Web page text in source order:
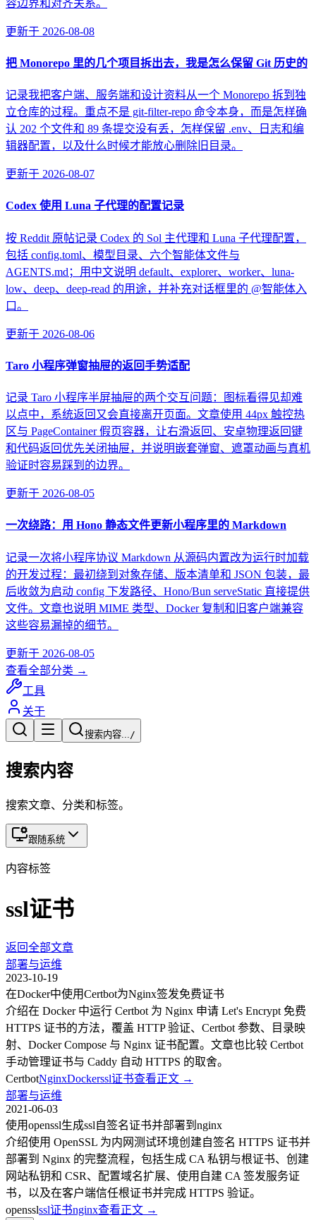
容边界和对齐关系。
更新于 2026-08-08
把 Monorepo 里的几个项目拆出去，我是怎么保留 Git 历史的
记录我把客户端、服务端和设计资料从一个 Monorepo 拆到独
立仓库的过程。重点不是 git-filter-repo 命令本身，而是怎样确
认 202 个文件和 89 条提交没有丢，怎样保留 .env、日志和编
辑器配置，以及什么时候才能放心删除旧目录。
更新于 2026-08-07
Codex 使用 Luna 子代理的配置记录
按 Reddit 原帖记录 Codex 的 Sol 主代理和 Luna 子代理配置，
包括 config.toml、模型目录、六个智能体文件与
AGENTS.md；用中文说明 default、explorer、worker、luna-
low、deep、deep-read 的用途，并补充对话框里的 @智能体入
口。
更新于 2026-08-06
Taro 小程序弹窗抽屉的返回手势适配
记录 Taro 小程序半屏抽屉的两个交互问题：图标看得见却难
以点中，系统返回又会直接离开页面。文章使用 44px 触控热
区与 PageContainer 假页容器，让右滑返回、安卓物理返回键
和代码返回优先关闭抽屉，并说明嵌套弹窗、遮罩动画与真机
验证时容易踩到的边界。
更新于 2026-08-05
一次绕路：用 Hono 静态文件更新小程序里的 Markdown
记录一次将小程序协议 Markdown 从源码内置改为运行时加载
的开发过程：最初绕到对象存储、版本清单和 JSON 包装，最
后收敛为启动 config 下发路径、Hono/Bun serveStatic 直接提供
文件。文章也说明 MIME 类型、Docker 复制和旧客户端兼容
这些容易漏掉的细节。
更新于 2026-08-05
查看全部分类 →
工具
关于
搜索内容... /
搜索内容
搜索文章、分类和标签。
跟随系统
内容标签
ssl证书
返回全部文章
部署与运维
2023-10-19
在Docker中使用Certbot为Nginx签发免费证书
介绍在 Docker 中运行 Certbot 为 Nginx 申请 Let's Encrypt 免费
HTTPS 证书的方法，覆盖 HTTP 验证、Certbot 参数、目录映
射、Docker Compose 与 Nginx 证书配置。文章也比较 Certbot
手动管理证书与 Caddy 自动 HTTPS 的取舍。
CertbotNginxDockerssl证书查看正文 →
部署与运维
2021-06-03
使用openssl生成ssl自签名证书并部署到nginx
介绍使用 OpenSSL 为内网测试环境创建自签名 HTTPS 证书并
部署到 Nginx 的完整流程，包括生成 CA 私钥与根证书、创建
网站私钥和 CSR、配置域名扩展、使用自建 CA 签发服务证
书，以及在客户端信任根证书并完成 HTTPS 验证。
opensslssl证书nginx查看正文 →